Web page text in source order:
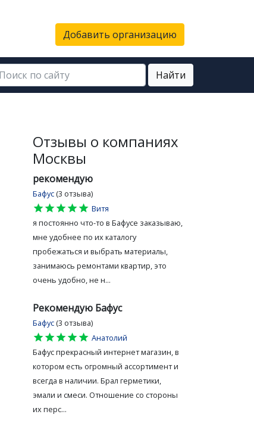
Добавить организацию
Найти
Отзывы о компаниях
Москвы
рекомендую
Бафус (3 отзыва)
star
star
star
star
star
Витя
я постоянно что-то в Бафусе заказываю,
мне удобнее по их каталогу
пробежаться и выбрать материалы,
занимаюсь ремонтами квартир, это
очень удобно, не н...
Рекомендую Бафус
Бафус (3 отзыва)
star
star
star
star
star
Анатолий
Бафус прекрасный интернет магазин, в
котором есть огромный ассортимент и
всегда в наличии. Брал герметики,
эмали и смеси. Отношение со стороны
их перс...